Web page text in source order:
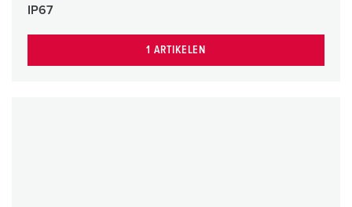
IP67
1 ARTIKELEN